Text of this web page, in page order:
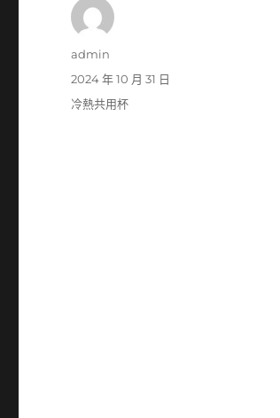
作
admin
發
佈
2024 年 10 月 31 日
分
冷熱共用杯